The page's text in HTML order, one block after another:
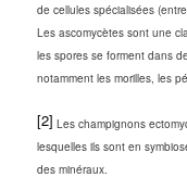
de cellules spécialisées
Les ascomycètes sont une
les spores se forment dans
notamment les morilles, les
[2] Les champignons
lesquelles ils sont en
des minéraux.